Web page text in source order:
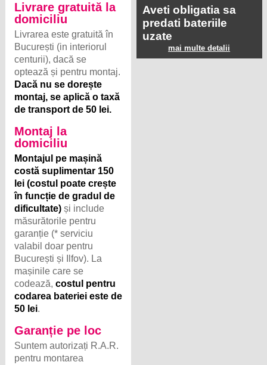
Livrare gratuită la
domiciliu
Livrarea este gratuită în
București (in interiorul
centurii), dacă se
optează și pentru montaj.
Dacă nu se dorește
montaj, se aplică o taxă
de transport de 50 lei.
Montaj la
domiciliu
Montajul pe mașină
costă suplimentar 150
lei (costul poate crește
în funcție de gradul de
dificultate) și include
măsurătorile pentru
garanție (* serviciu
valabil doar pentru
București și Ilfov). La
mașinile care se
codează,costul pentru
codarea bateriei este de
50 lei.
Garanție pe loc
Suntem autorizați R.A.R.
pentru montarea
Aveti obligatia sa
predati bateriile
uzate
mai multe detalii